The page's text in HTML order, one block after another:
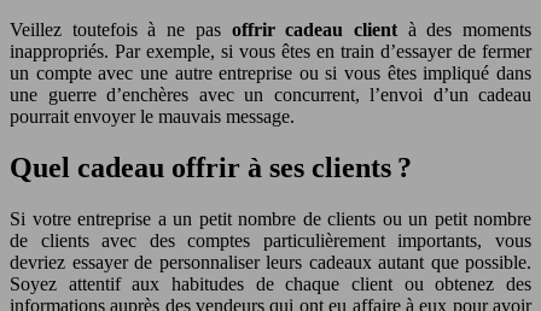
Veillez toutefois à ne pas offrir cadeau clientà des moments
inappropriés. Par exemple, si vous êtes en train d’essayer de fermer
un compte avec une autre entreprise ou si vous êtes impliqué dans
une guerre d’enchères avec un concurrent, l’envoi d’un cadeau
pourrait envoyer le mauvais message.
Quel cadeau offrir à ses clients ?
Si votre entreprise a un petit nombre de clients ou un petit nombre
de clients avec des comptes particulièrement importants, vous
devriez essayer de personnaliser leurs cadeaux autant que possible.
Soyez attentif aux habitudes de chaque client ou obtenez des
informations auprès des vendeurs qui ont eu affaire à eux pour avoir